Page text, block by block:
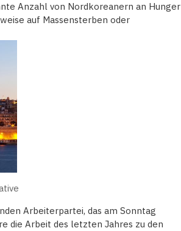
Anzahl von Nordkoreanern an Hunger
auf Massensterben oder
Arbeiterpartei, das am Sonntag
die Arbeit des letzten Jahres zu den